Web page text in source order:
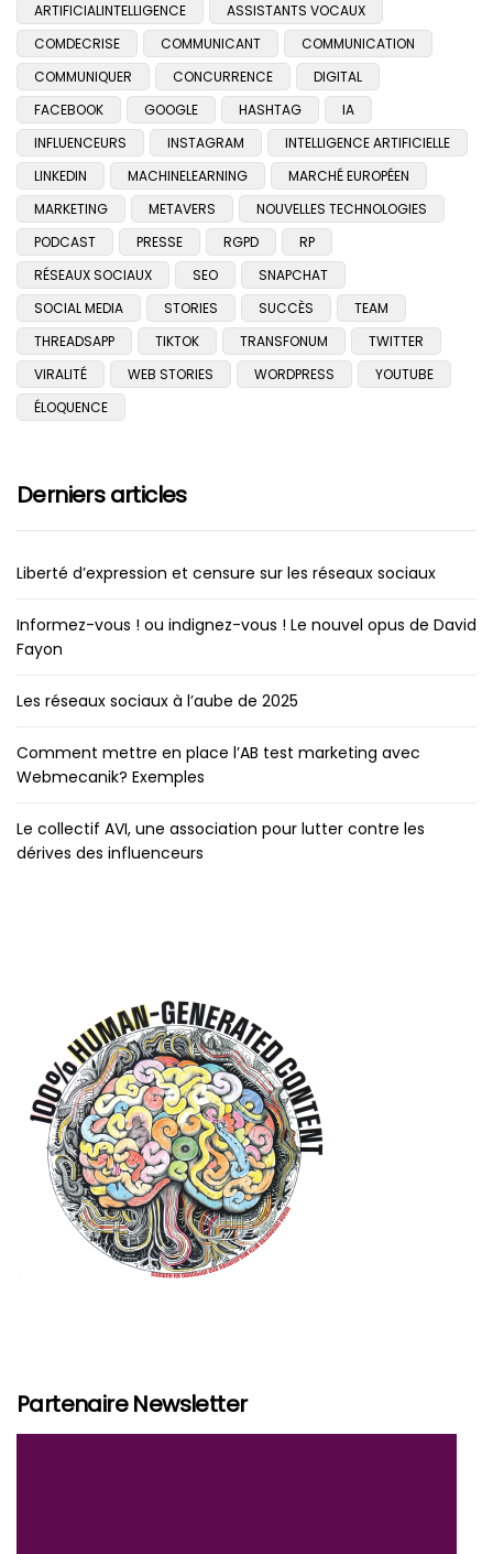
ARTIFICIALINTELLIGENCE
ASSISTANTS VOCAUX
COMDECRISE
COMMUNICANT
COMMUNICATION
COMMUNIQUER
CONCURRENCE
DIGITAL
FACEBOOK
GOOGLE HASHTAG
IA
INFLUENCEURS
INSTAGRAM
INTELLIGENCE ARTIFICIELLE
LINKEDIN
MACHINELEARNING
MARCHÉ EUROPÉEN
MARKETING
METAVERS
NOUVELLES TECHNOLOGIES
PODCAST
PRESSE RGPD
RP
RÉSEAUX SOCIAUX
SEO
SNAPCHAT
SOCIAL MEDIA
STORIES SUCCÈS
TEAM
THREADSAPP
TIKTOK TRANSFONUM
TWITTER
VIRALITÉ
WEB STORIES WORDPRESS
YOUTUBE
ÉLOQUENCE
Derniers articles
Liberté d’expression et censure sur les réseaux sociaux
Informez-vous ! ou indignez-vous ! Le nouvel opus de David
Fayon
Les réseaux sociaux à l’aube de 2025
Comment mettre en place l’AB test marketing avec
Webmecanik? Exemples
Le collectif AVI, une association pour lutter contre les
dérives des influenceurs
Partenaire Newsletter